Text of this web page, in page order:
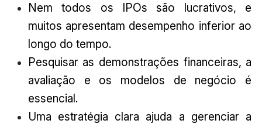
Nem todos os IPOs são lucrativos, e
muitos apresentam desempenho inferior ao
longo do tempo.
Pesquisar as demonstrações financeiras, a
avaliação e os modelos de negócio é
essencial.
Uma estratégia clara ajuda a gerenciar a